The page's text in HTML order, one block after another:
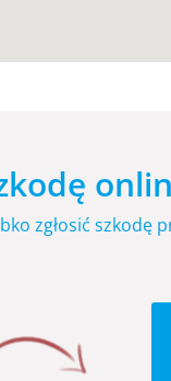
zgłosić szkodę